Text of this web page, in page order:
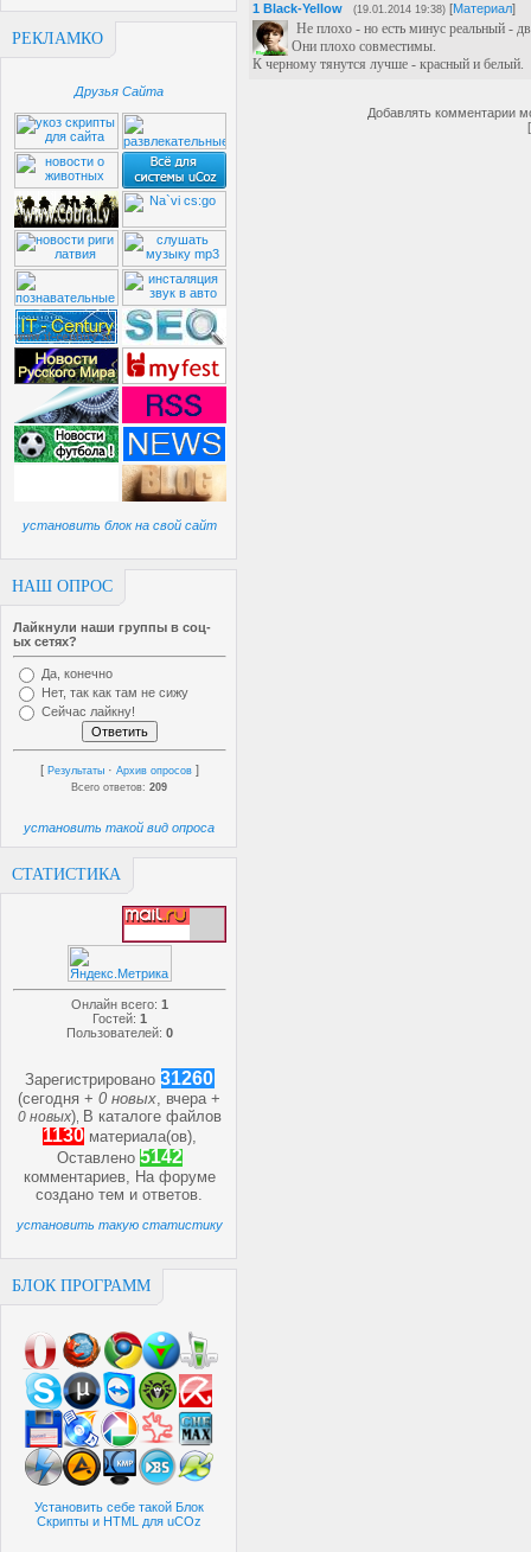
РЕКЛАМКО
Друзья Сайта
установить блок на свой сайт
НАШ ОПРОС
Лайкнули наши группы в соц-
ых сетях?
Да, конечно
Нет, так как там не сижу
Сейчас лайкну!
[ Результаты · Архив опросов ]
Всего ответов:209
установить такой вид опроса
СТАТИСТИКА
Онлайн всего: 1
Гостей: 1
Пользователей: 0
Зарегистрировано 31260
(сегодня +0 новых, вчера +
0 новых) В каталоге файлов
1130 материала(ов),
Оставлено 5142
комментариев, На форуме
созданотем иответов.
установить такую статистику
БЛОК ПРОГРАММ
Установить себе такой Блок
Скрипты и HTML для uCOz
1 Black-Yellow (19.01.2014 19:38) [Материал]
Не плохо - но есть минус реальный -
Они плохо совместимы.
К черному тянутся лучше - красный и белый.
Добавлять комментарии